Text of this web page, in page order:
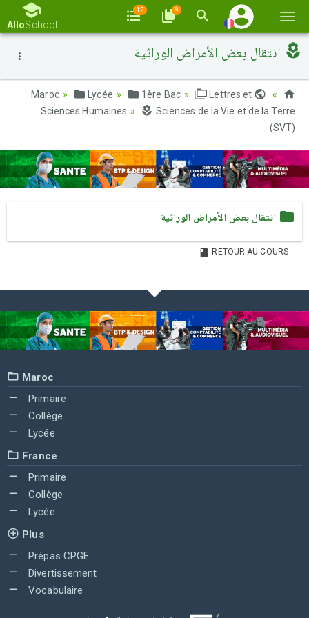
la
AlloSchool
12 8
انتقال بعض الأمراض الوراثية
Lycée 1ère Bac
Lettres et
Sciences Humaines
Sciences de la Vie et de la Terre
(SVT)
انتقال بعض الأمراض الوراثية
RETOUR AU COURS
Maroc
Primaire
Collège
Lycée
France
Primaire
Collège
Lycée
Plus
Prépas CPGE
Divertissement
Vocabulaire